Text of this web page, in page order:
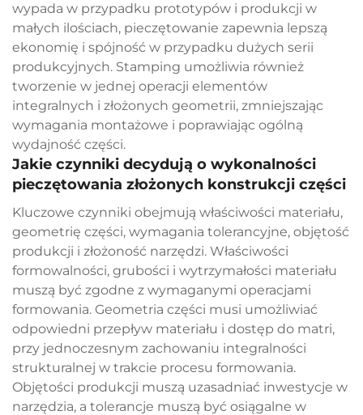
wypada w przypadku prototypów i produkcji w
małych ilościach, pieczętowanie zapewnia lepszą
ekonomię i spójność w przypadku dużych serii
produkcyjnych. Stamping umożliwia również
tworzenie w jednej operacji elementów
integralnych i złożonych geometrii, zmniejszając
wymagania montażowe i poprawiając ogólną
wydajność części.
Jakie czynniki decydują o wykonalności
pieczętowania złożonych konstrukcji części
Kluczowe czynniki obejmują właściwości materiału,
geometrię części, wymagania tolerancyjne, objętość
produkcji i złożoność narzędzi. Właściwości
formowalności, grubości i wytrzymałości materiału
muszą być zgodne z wymaganymi operacjami
formowania. Geometria części musi umożliwiać
odpowiedni przepływ materiału i dostęp do matri,
przy jednoczesnym zachowaniu integralności
strukturalnej w trakcie procesu formowania.
Objętości produkcji muszą uzasadniać inwestycje w
narzędzia, a tolerancje muszą być osiągalne w